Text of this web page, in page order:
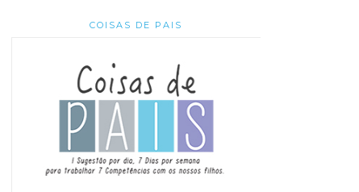
COISAS DE PAIS